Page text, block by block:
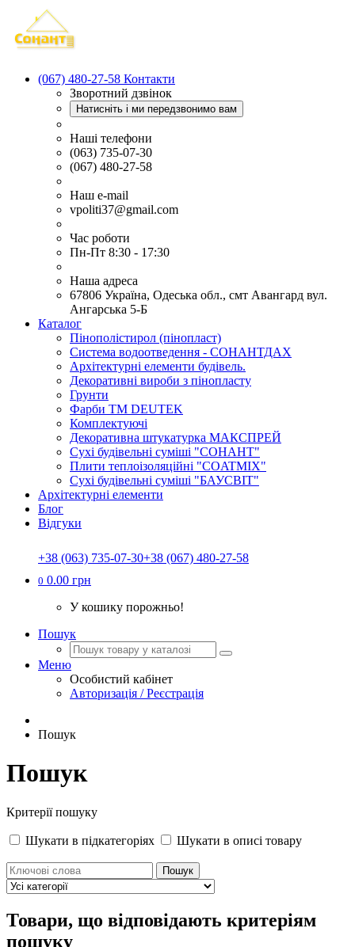
(067) 480-27-58 Контакти
Зворотний дзвінок
Натисніть і ми передзвонимо вам
Наші телефони
(063) 735-07-30
(067) 480-27-58
Наш e-mail
vpoliti37@gmail.com
Час роботи
Пн-Пт 8:30 - 17:30
Наша адреса
67806 Україна, Одеська обл., смт Авангард вул.
Ангарська 5-Б
Каталог
Пінополістирол (пінопласт)
Система водоотведення - СОНАНТДАХ
Архітектурні елементи будівель.
Декоративні вироби з пінопласту
Грунти
Фарби ТМ DEUTEK
Комплектуючі
Декоративна штукатурка МАКСПРЕЙ
Сухі будівельні суміші "СОНАНТ"
Плити теплоізоляційні "COATMIX"
Сухі будівельні суміші "БАУСВІТ"
Архітектурні елементи
Блог
Відгуки
+38 (063) 735-07-30+38 (067) 480-27-58
0 0.00 грн
У кошику порожньо!
Пошук
Меню
Особистий кабінет
Авторизація / Реєстрація
Пошук
Пошук
Критерії пошуку
Шукати в підкатегоріях Шукати в описі товару
Товари, що відповідають критеріям
пошуку